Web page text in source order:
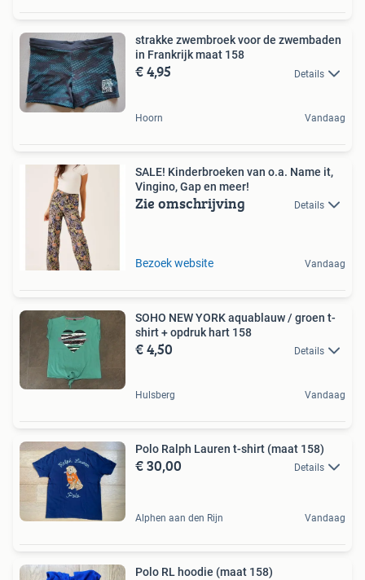
strakke zwembroek voor de zwembaden
in Frankrijk maat 158
€ 4,95 Details
Hoorn Vandaag
SALE! Kinderbroeken van o.a. Name it,
Vingino, Gap en meer!
Zie omschrijving Details
Bezoek website Vandaag
SOHO NEW YORK aquablauw / groen t-
shirt + opdruk hart 158
€ 4,50 Details
Hulsberg Vandaag
Polo Ralph Lauren t-shirt (maat 158)
€ 30,00 Details
Alphen aan den Rijn Vandaag
Polo RL hoodie (maat 158)